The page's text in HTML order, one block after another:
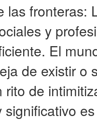
las fronteras:
y
El
de existir o
rito de